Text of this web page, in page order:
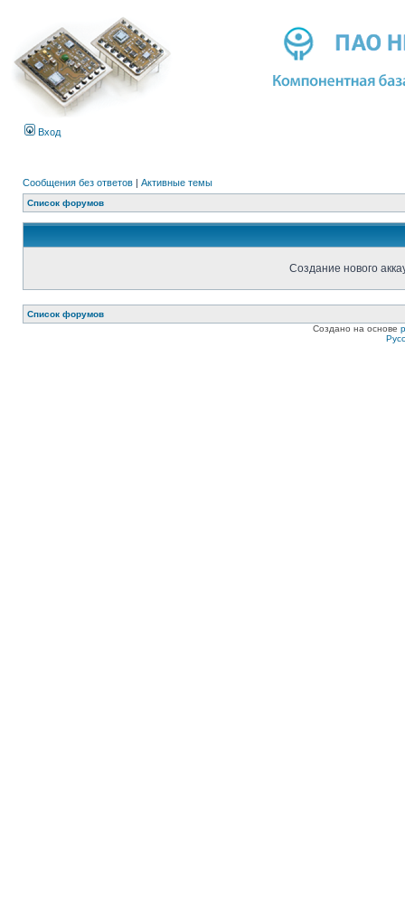
Вход
Сообщения без ответов | Активные темы
Список форумов
Создание нового
Список форумов
Создано на основе